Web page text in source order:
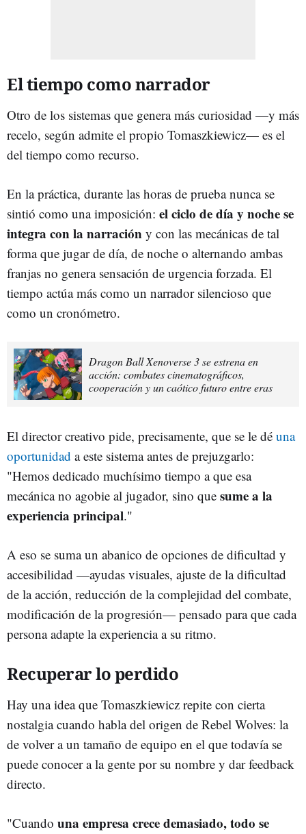
El tiempo como narrador
Otro de los sistemas que genera más curiosidad —y más
recelo, según admite el propio Tomaszkiewicz— es el
del tiempo como recurso.
En la práctica, durante las horas de prueba nunca se
sintió como una imposición: el ciclo de día y noche se
integra con la narración y con las mecánicas de tal
forma que jugar de día, de noche o alternando ambas
franjas no genera sensación de urgencia forzada. El
tiempo actúa más como un narrador silencioso que
como un cronómetro.
Dragon Ball Xenoverse 3 se estrena en
acción: combates cinematográficos,
cooperación y un caótico futuro entre eras
El director creativo pide, precisamente, que se le dé una
oportunidad a este sistema antes de prejuzgarlo:
"Hemos dedicado muchísimo tiempo a que esa
mecánica no agobie al jugador, sino que sume a la
experiencia principal."
A eso se suma un abanico de opciones de dificultad y
accesibilidad —ayudas visuales, ajuste de la dificultad
de la acción, reducción de la complejidad del combate,
modificación de la progresión— pensado para que cada
persona adapte la experiencia a su ritmo.
Recuperar lo perdido
Hay una idea que Tomaszkiewicz repite con cierta
nostalgia cuando habla del origen de Rebel Wolves: la
de volver a un tamaño de equipo en el que todavía se
puede conocer a la gente por su nombre y dar feedback
directo.
"Cuando una empresa crece demasiado, todo se